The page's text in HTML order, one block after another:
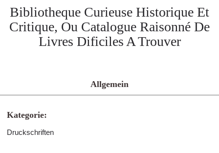
Bibliotheque Curieuse Historique Et
Critique, Ou Catalogue Raisonné De
Livres Dificiles A Trouver
Allgemein
Kategorie:
Druckschriften